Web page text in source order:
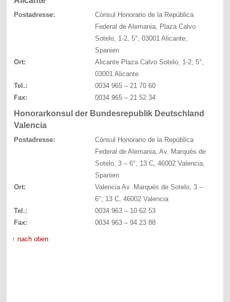
Postadresse:
Cónsul Honorario de la República
Federal de Alemania, Plaza Calvo
Sotelo, 1-2, 5°, 03001 Alicante,
Spanien
Ort:
Alicante Plaza Calvo Sotelo, 1-2, 5°,
03001 Alicante
Tel.:
0034 965 – 21 70 60
Fax:
0034 965 – 21 52 34
Honorarkonsul der Bundesrepublik Deutschland
Valencia
Postadresse:
Cónsul Honorario de la República
Federal de Alemania, Av. Marqués de
Sotelo, 3 – 6°, 13 C, 46002 Valencia,
Spanien
Ort:
Valencia Av. Marqués de Sotelo, 3 –
6°, 13 C, 46002 Valencia
Tel.:
0034 963 – 10 62 53
Fax:
0034 963 – 94 23 88
↑ nach oben